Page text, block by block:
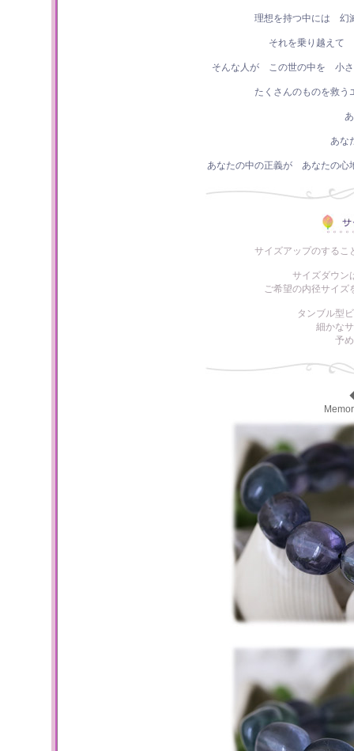
理想を持つ中には 幻
それを乗り越えて
そんな人が この世の中を 小
たくさんのものを救う
あな
あなたの中の正義が あなたの心
サイズアップのするこ
サイズダウン
ご希望の内径サイズ
タンブル型
細かな
予